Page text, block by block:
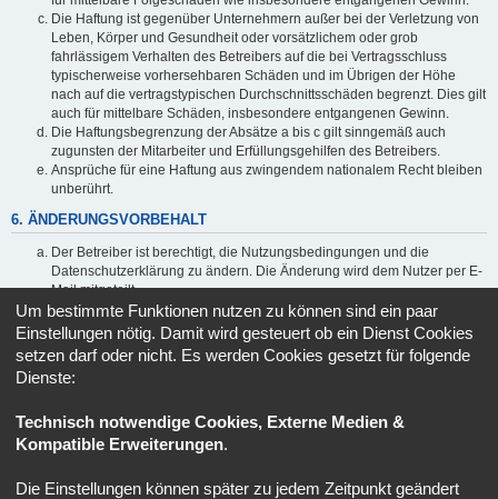
Die Haftung ist gegenüber Unternehmern außer bei der Verletzung von
Leben, Körper und Gesundheit oder vorsätzlichem oder grob
fahrlässigem Verhalten des Betreibers auf die bei Vertragsschluss
typischerweise vorhersehbaren Schäden und im Übrigen der Höhe
nach auf die vertragstypischen Durchschnittsschäden begrenzt. Dies gilt
auch für mittelbare Schäden, insbesondere entgangenen Gewinn.
Die Haftungsbegrenzung der Absätze a bis c gilt sinngemäß auch
zugunsten der Mitarbeiter und Erfüllungsgehilfen des Betreibers.
Ansprüche für eine Haftung aus zwingendem nationalem Recht bleiben
unberührt.
6. ÄNDERUNGSVORBEHALT
Der Betreiber ist berechtigt, die Nutzungsbedingungen und die
Datenschutzerklärung zu ändern. Die Änderung wird dem Nutzer per E-
Mail mitgeteilt.
Der Nutzer ist berechtigt, den Änderungen zu widersprechen. Im Falle
des Widerspruchs erlischt das zwischen dem Betreiber und dem Nutzer
bestehende Vertragsverhältnis mit sofortiger Wirkung.
Die Änderungen gelten als anerkannt und verbindlich, wenn der Nutzer
den Änderungen zugestimmt hat.
Informationen über den Umgang mit deinen persönlichen Daten
sind in der Datenschutzerklärung enthalten.
Um bestimmte Funktionen nutzen zu können sind ein paar
Einstellungen nötig. Damit wird gesteuert ob ein Dienst Cookies
setzen darf oder nicht. Es werden Cookies gesetzt für folgende
Dienste:
Technisch notwendige Cookies, Externe Medien &
Kompatible Erweiterungen.
Die Einstellungen können später zu jedem Zeitpunkt geändert